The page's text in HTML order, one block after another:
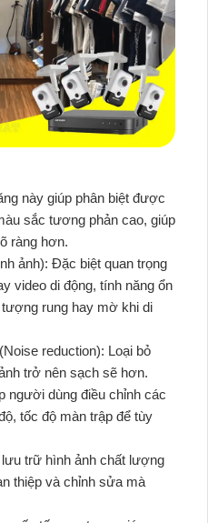
này giúp phân biệt được
sắc tương phản cao, giúp
ràng hơn.
ảnh): Đặc biệt quan trọng
video di động, tính năng ổn
rung hay mờ khi di
reduction): Loại bỏ
trở nên sạch sẽ hơn.
người dùng điều chỉnh các
tốc độ màn trập để tùy
trữ hình ảnh chất lượng
thiệp và chỉnh sửa mà